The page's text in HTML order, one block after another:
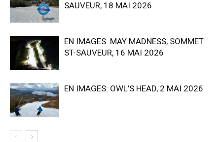
SAUVEUR, 18 MAI 2026
EN IMAGES: MAY MADNESS, SOMMET
ST-SAUVEUR, 16 MAI 2026
EN IMAGES: OWL’S HEAD, 2 MAI 2026